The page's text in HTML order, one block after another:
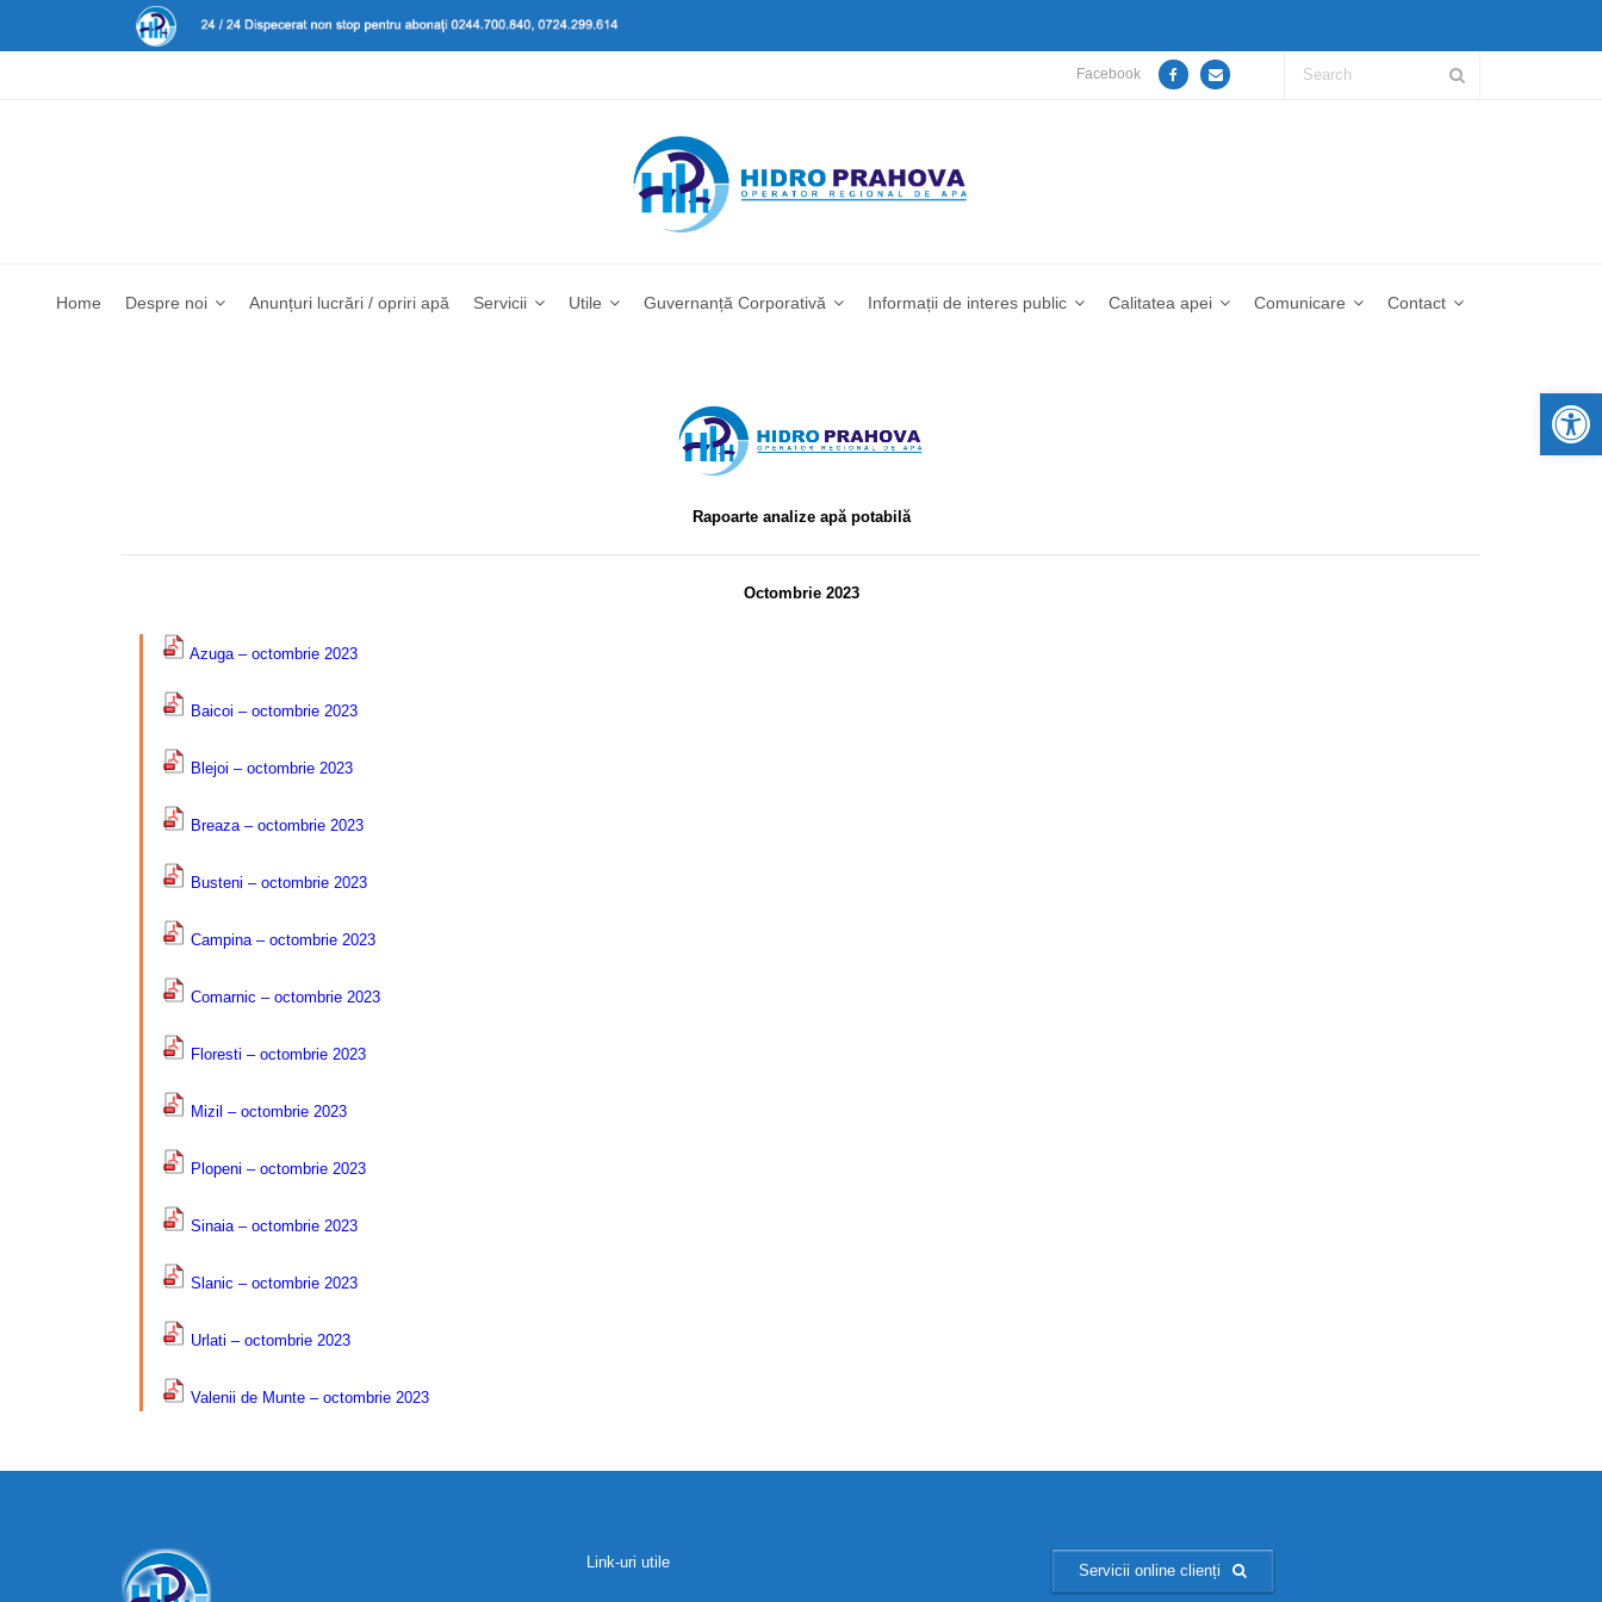
Facebook
Home Despre noi Anunțuri lucrări / opriri apă Servicii Utile Guvernanță Corporativă Informații de interes public Calitatea apei Comunicare Contact
Rapoarte analize apă potabilă
Octombrie 2023
Azuga – octombrie 2023
Baicoi – octombrie 2023
Blejoi – octombrie 2023
Breaza – octombrie 2023
Busteni – octombrie 2023
Campina – octombrie 2023
Comarnic – octombrie 2023
Floresti – octombrie 2023
Mizil – octombrie 2023
Plopeni – octombrie 2023
Sinaia – octombrie 2023
Slanic – octombrie 2023
Urlati – octombrie 2023
Valenii de Munte – octombrie 2023
Link-uri utile Servicii online clienți